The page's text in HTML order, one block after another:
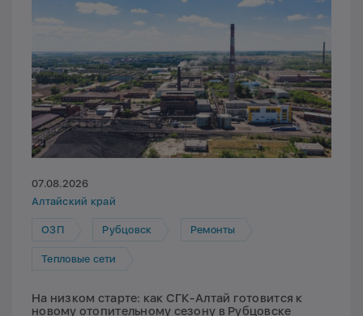
07.08.2026
Алтайский край
ОЗП Рубцовск Ремонты
Тепловые сети
На низком старте: как СГК-Алтай готовится к
новому отопительному сезону в Рубцовске